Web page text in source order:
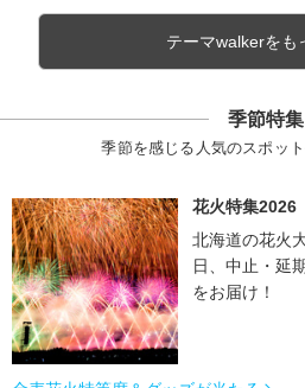
テーマwalkerをも
季節特集
季節を感じる人気のスポッ
花火特集2026
北海道の花火
日、中止・延
をお届け！